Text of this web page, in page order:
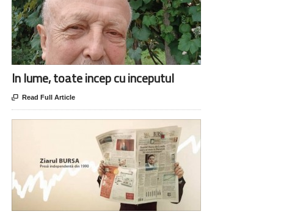
In lume, toate incep cu inceputul
 Read Full Article